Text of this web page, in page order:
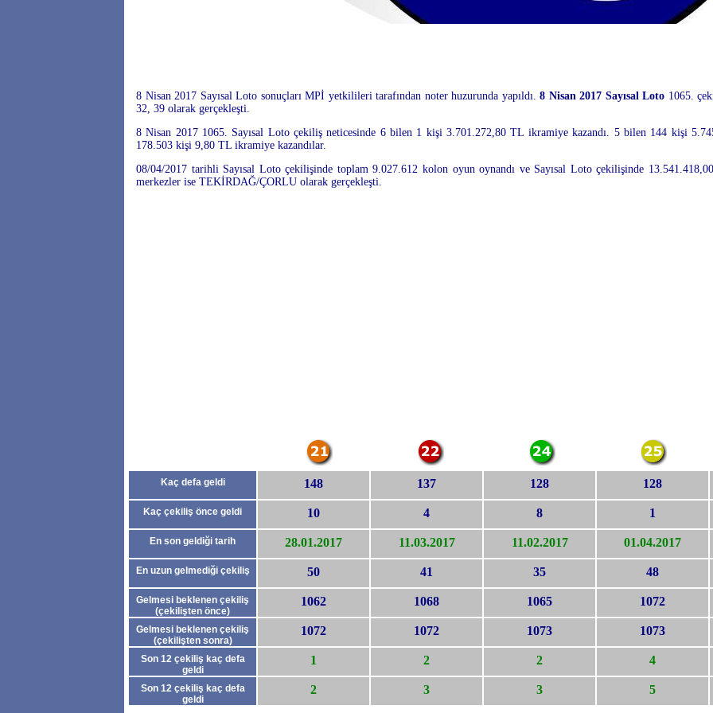
8 Nisan 2017 Sayısal Loto sonuçları MPİ yetkilileri tarafından noter huzurunda yapıldı.8 Nisan 2017 Sayısal Loto 1065.
32, 39 olarak gerçekleşti.
8 Nisan 2017 1065. Sayısal Loto çekiliş neticesinde 6 bilen 1 kişi 3.701.272,80 TL ikramiye kazandı. 5 bilen 144 kişi
178.503 kişi 9,80 TL ikramiye kazandılar.
08/04/2017 tarihli Sayısal Loto çekilişinde toplam 9.027.612 kolon oyun oynandı ve Sayısal Loto çekilişinde
merkezler ise TEKİRDAĞ/ÇORLU olarak gerçekleşti.
Kaç defa geldi 148 137 128 128
Kaç çekiliş önce geldi 10 4 8 1
En son geldiği tarih 28.01.2017 11.03.2017 11.02.2017 01.04.2017
En uzun gelmediği çekiliş 50 41 35 48
Gelmesi beklenen çekiliş
(çekilişten önce)
1062 1068 1065 1072
Gelmesi beklenen çekiliş
(çekilişten sonra)
1072 1072 1073 1073
Son 12 çekiliş kaç defa
geldi
1 2 2 4
Son 12 çekiliş kaç defa
geldi
2 3 3 5